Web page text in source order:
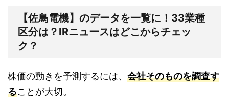
【佐鳥電機】のデータを一覧に！33業種
区分は？IRニュースはどこからチェッ
ク？
株価の動きを予測するには、 会社そのものを調査す
ることが大切。